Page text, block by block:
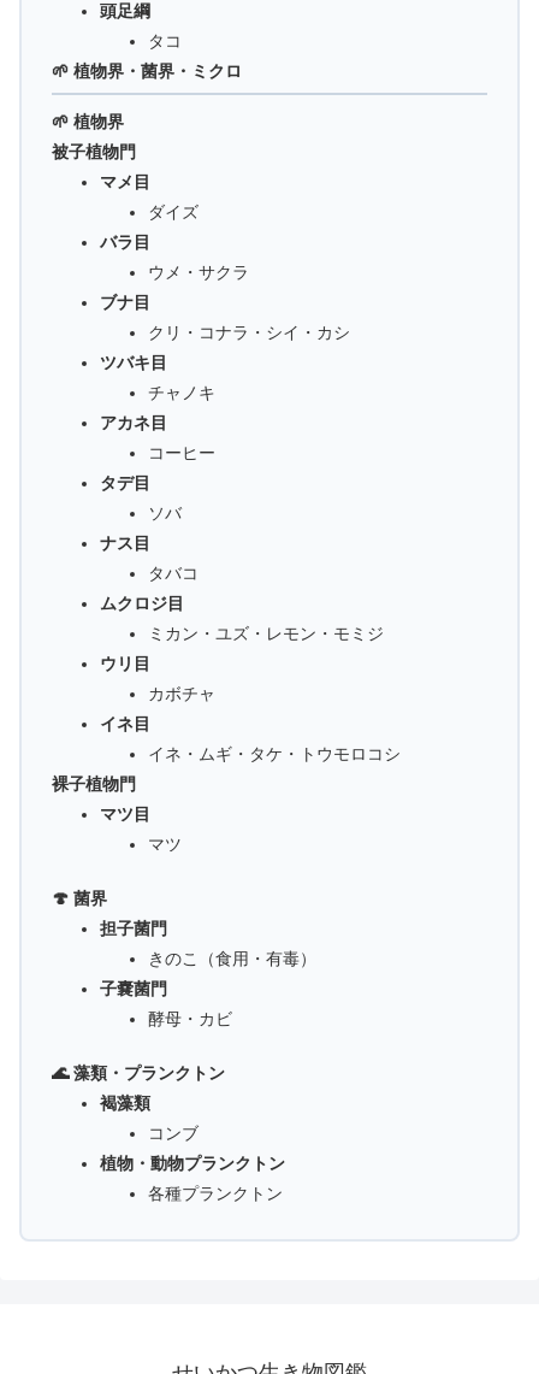
頭足綱
タコ
🌱 植物界・菌界・ミクロ
🌱 植物界
被子植物門
マメ目
ダイズ
バラ目
ウメ・サクラ
ブナ目
クリ・コナラ・シイ・カシ
ツバキ目
チャノキ
アカネ目
コーヒー
タデ目
ソバ
ナス目
タバコ
ムクロジ目
ミカン・ユズ・レモン・モミジ
ウリ目
カボチャ
イネ目
イネ・ムギ・タケ・トウモロコシ
裸子植物門
マツ目
マツ
🍄 菌界
担子菌門
きのこ（食用・有毒）
子嚢菌門
酵母・カビ
🌊 藻類・プランクトン
褐藻類
コンブ
植物・動物プランクトン
各種プランクトン